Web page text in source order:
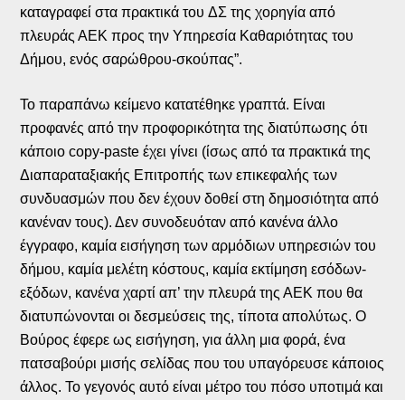
καταγραφεί στα πρακτικά του ΔΣ της χορηγία από
πλευράς ΑΕΚ προς την Υπηρεσία Καθαριότητας του
Δήμου, ενός σαρώθρου-σκούπας”.
Το παραπάνω κείμενο κατατέθηκε γραπτά. Είναι
προφανές από την προφορικότητα της διατύπωσης ότι
κάποιο copy-paste έχει γίνει (ίσως από τα πρακτικά της
Διαπαραταξιακής Επιτροπής των επικεφαλής των
συνδυασμών που δεν έχουν δοθεί στη δημοσιότητα από
κανέναν τους). Δεν συνοδευόταν από κανένα άλλο
έγγραφο, καμία εισήγηση των αρμόδιων υπηρεσιών του
δήμου, καμία μελέτη κόστους, καμία εκτίμηση εσόδων-
εξόδων, κανένα χαρτί απ’ την πλευρά της ΑΕΚ που θα
διατυπώνονται οι δεσμεύσεις της, τίποτα απολύτως. Ο
Βούρος έφερε ως εισήγηση, για άλλη μια φορά, ένα
πατσαβούρι μισής σελίδας που του υπαγόρευσε κάποιος
άλλος. Το γεγονός αυτό είναι μέτρο του πόσο υποτιμά και